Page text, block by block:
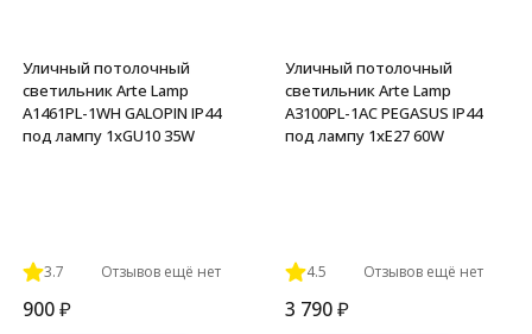
Уличный потолочный
светильник Arte Lamp
A1461PL-1WH GALOPIN IP44
под лампу 1xGU10 35W
3.7 Отзывов ещё нет
900₽
Уличный потолочный
светильник Arte Lamp
A3100PL-1AC PEGASUS IP44
под лампу 1xE27 60W
4.5 Отзывов ещё нет
3 790₽